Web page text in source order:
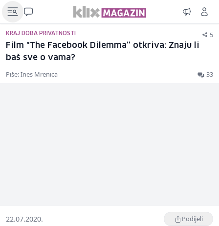
KRAJ DOBA PRIVATNOSTI 5
Film "The Facebook Dilemma“ otkriva: Znaju li
baš sve o vama?
Piše: Ines Mrenica 33
22.07.2020. Podijeli